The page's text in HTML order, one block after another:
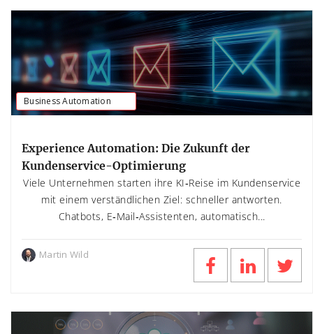
Business Automation
Experience Automation: Die Zukunft der
Kundenservice-Optimierung
Viele Unternehmen starten ihre KI‑Reise im Kundenservice
mit einem verständlichen Ziel: schneller antworten.
Chatbots, E‑Mail‑Assistenten, automatisch...
Martin Wild